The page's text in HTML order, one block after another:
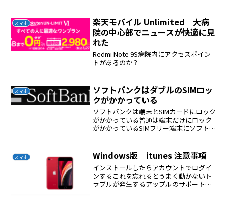
使う１％還元である
スマホ
楽天モバイル Unlimited 大病
院の中心部でニュースが快適に見
れた
Redmi Note 9S病院内にアクセスポイン
トがあるのか？
スマホ
ソフトバンクはダブルのSIMロッ
クがかかっている
ソフトバンクは端末とSIMカードにロック
がかかっている普通は端末だけにロック
がかかっているSIMフリー端末にソフトバ
スマホ Windows版 itunes 注意事項
インストールしたらアカウントでログイ
ンするこれを忘れるとうまく動かないト
ラブルが発生するアップルのサポートは